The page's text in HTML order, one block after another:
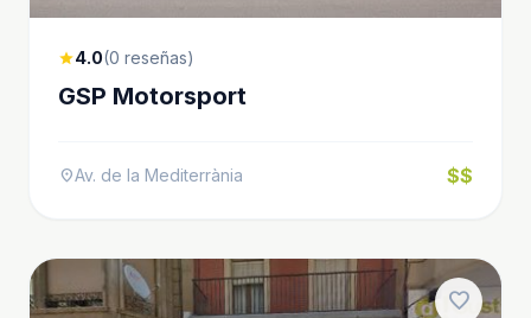
star4.0(0 reseñas)
GSP Motorsport
location_onAv. de la Mediterrània $$
favorite